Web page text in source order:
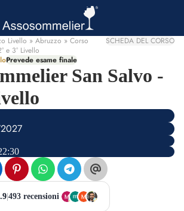
Livello » Abruzzo » Corso
e 3° Livello
SCHEDA DEL CORSO
Prevede esame finale
San Salvo -
493 recensioni